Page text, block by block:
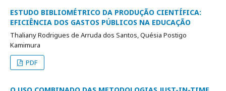
ESTUDO BIBLIOMÉTRICO DA PRODUÇÃO CIENTÍFICA:
EFICIÊNCIA DOS GASTOS PÚBLICOS NA EDUCAÇÃO
Thaliany Rodrigues de Arruda dos Santos, Quésia Postigo
Kamimura
PDF